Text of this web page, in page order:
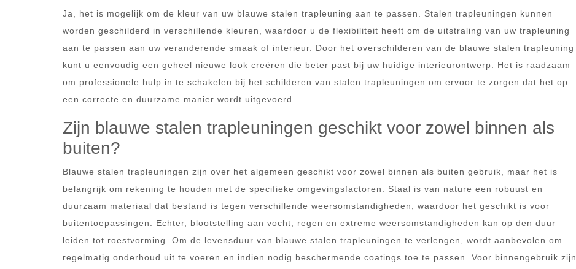
Ja, het is mogelijk om de kleur van uw blauwe stalen trapleuning aan te passen. Stalen trapleuningen kunnen
worden geschilderd in verschillende kleuren, waardoor u de flexibiliteit heeft om de uitstraling van uw trapleuning
aan te passen aan uw veranderende smaak of interieur. Door het overschilderen van de blauwe stalen trapleuning
kunt u eenvoudig een geheel nieuwe look creëren die beter past bij uw huidige interieurontwerp. Het is raadzaam
om professionele hulp in te schakelen bij het schilderen van stalen trapleuningen om ervoor te zorgen dat het op
een correcte en duurzame manier wordt uitgevoerd.
Zijn blauwe stalen trapleuningen geschikt voor zowel binnen als
buiten?
Blauwe stalen trapleuningen zijn over het algemeen geschikt voor zowel binnen als buiten gebruik, maar het is
belangrijk om rekening te houden met de specifieke omgevingsfactoren. Staal is van nature een robuust en
duurzaam materiaal dat bestand is tegen verschillende weersomstandigheden, waardoor het geschikt is voor
buitentoepassingen. Echter, blootstelling aan vocht, regen en extreme weersomstandigheden kan op den duur
leiden tot roestvorming. Om de levensduur van blauwe stalen trapleuningen te verlengen, wordt aanbevolen om
regelmatig onderhoud uit te voeren en indien nodig beschermende coatings toe te passen. Voor binnengebruik zijn